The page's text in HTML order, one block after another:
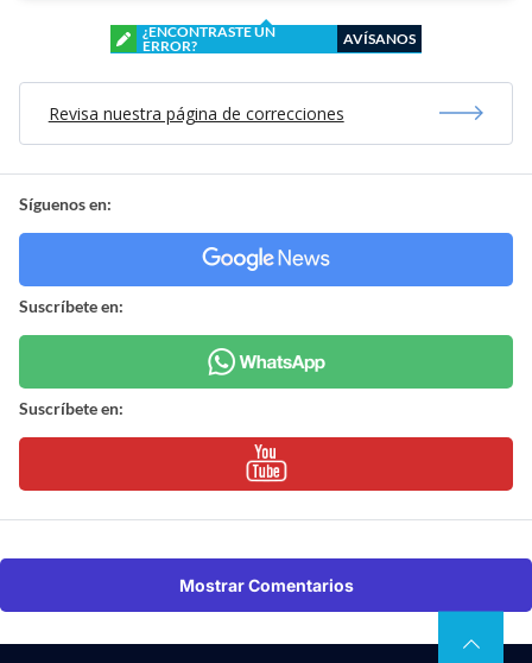
¿ENCONTRASTE UN
ERROR?
AVÍSANOS
Revisa nuestra página de correcciones
Síguenos en:
Suscríbete en:
Suscríbete en:
Mostrar Comentarios